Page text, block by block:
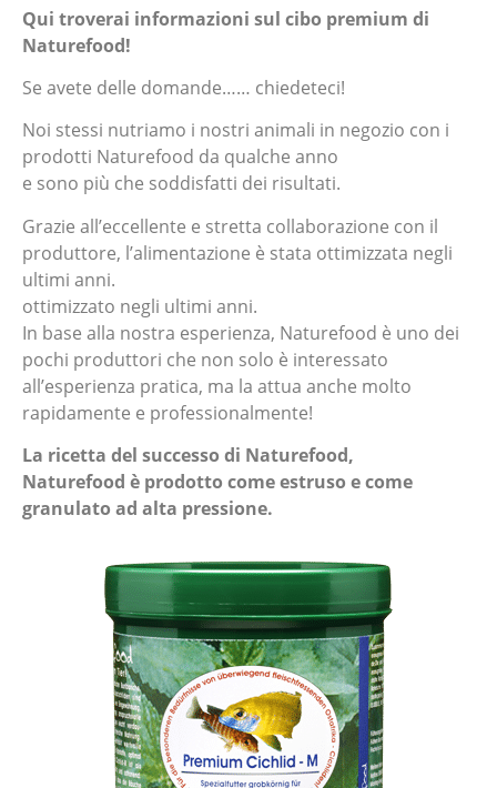
Qui troverai informazioni sul cibo premium di
Naturefood!
Se avete delle domande…… chiedeteci!
Noi stessi nutriamo i nostri animali in negozio con i
prodotti Naturefood da qualche anno
e sono più che soddisfatti dei risultati.
Grazie all’eccellente e stretta collaborazione con il
produttore, l’alimentazione è stata ottimizzata negli
ultimi anni.
ottimizzato negli ultimi anni.
In base alla nostra esperienza, Naturefood è uno dei
pochi produttori che non solo è interessato
all’esperienza pratica, ma la attua anche molto
rapidamente e professionalmente!
La ricetta del successo di Naturefood,
Naturefood è prodotto come estruso e come
granulato ad alta pressione.